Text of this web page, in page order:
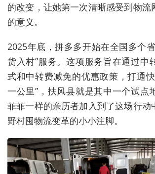
的改变，让她第一次清晰感受到物流
的意义。
2025年底，拼多多开始在全国多个
货入村”服务。这项服务旨在通过中
式和中转费减免的优惠政策，打通
一公里”，扶风县就是其中一个试点
菲菲一样的亲历者加入到了这场行动
野村囤物流变革的小小注脚。